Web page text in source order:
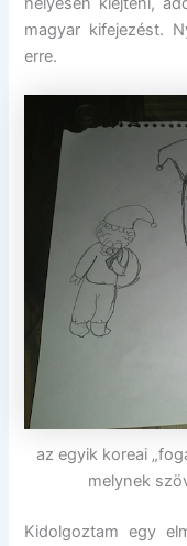
magyar kifejezést.
erre.
az egyik koreai
melynek
Kidolgoztam egy